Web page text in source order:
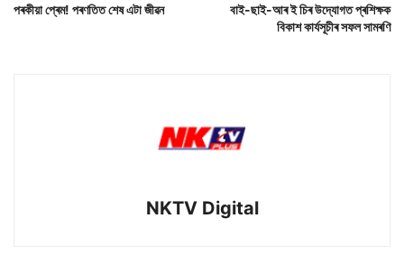
পৰকীয়া প্ৰেম! পৰণতিত শেষ এটা জীৱন
বাই-ছাই-আৰ ই চিৰ উদ্যোগত প্ৰশিক্ষক
বিকাশ কাৰ্যসূচীৰ সফল সামৰণি
NKTV Digital